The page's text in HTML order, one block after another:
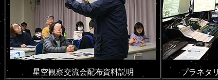
星空観察交流会配布資料説明 プラネタ